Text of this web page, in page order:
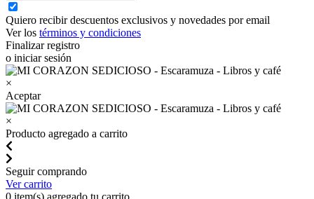
Quiero recibir descuentos exclusivos y novedades por email
Ver los términos y condiciones
Finalizar registro
o iniciar sesión
×
Aceptar
×
Producto agregado a carrito
Seguir comprando
Ver carrito
0 item(s) agregado tu carrito